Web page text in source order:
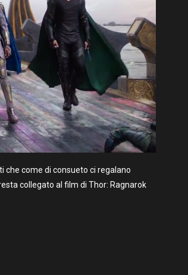
che come di consueto ci regalano
collegato al film di Thor: Ragnarok